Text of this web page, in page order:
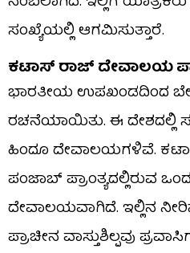
ಸಂಖ್ಯೆಯಲ್ಲಿ ಆಗಮಿಸುತ್ತಾರೆ.
ಕಟಾಸ್ ರಾಜ್ ದೇವಾಲಯ
ಭಾರತೀಯ ಉಪಖಂಡದಿಂದ
ರಚನೆಯಾಯಿತು. ಈ ದೇಶದಲ್ಲಿ
ಹಿಂದೂ ದೇವಾಲಯಗಳಿವೆ.
ಪಂಜಾಬ್ ಪ್ರಾಂತ್ಯದಲ್ಲಿರುವ
ದೇವಾಲಯವಾಗಿದೆ. ಇಲ್ಲಿನ
ಪ್ರಾಚೀನ ವಾಸ್ತುಶಿಲ್ಪವು